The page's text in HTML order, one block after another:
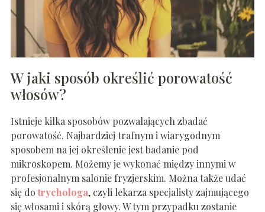
W jaki sposób określić porowatość
włosów?
Istnieje kilka sposobów pozwalających zbadać
porowatość. Najbardziej trafnym i wiarygodnym
sposobem na jej określenie jest badanie pod
mikroskopem. Możemy je wykonać między innymi w
profesjonalnym salonie fryzjerskim. Można także udać
się do trychologa, czyli lekarza specjalisty zajmującego
się włosami i skórą głowy. W tym przypadku zostanie